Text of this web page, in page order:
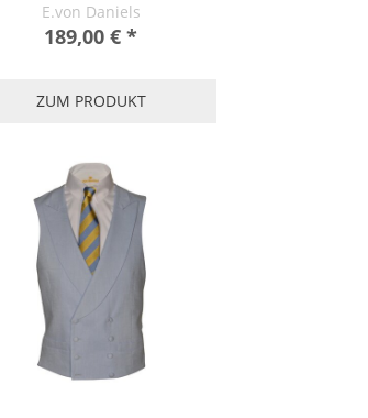
E.von Daniels
189,00 € *
ZUM PRODUKT